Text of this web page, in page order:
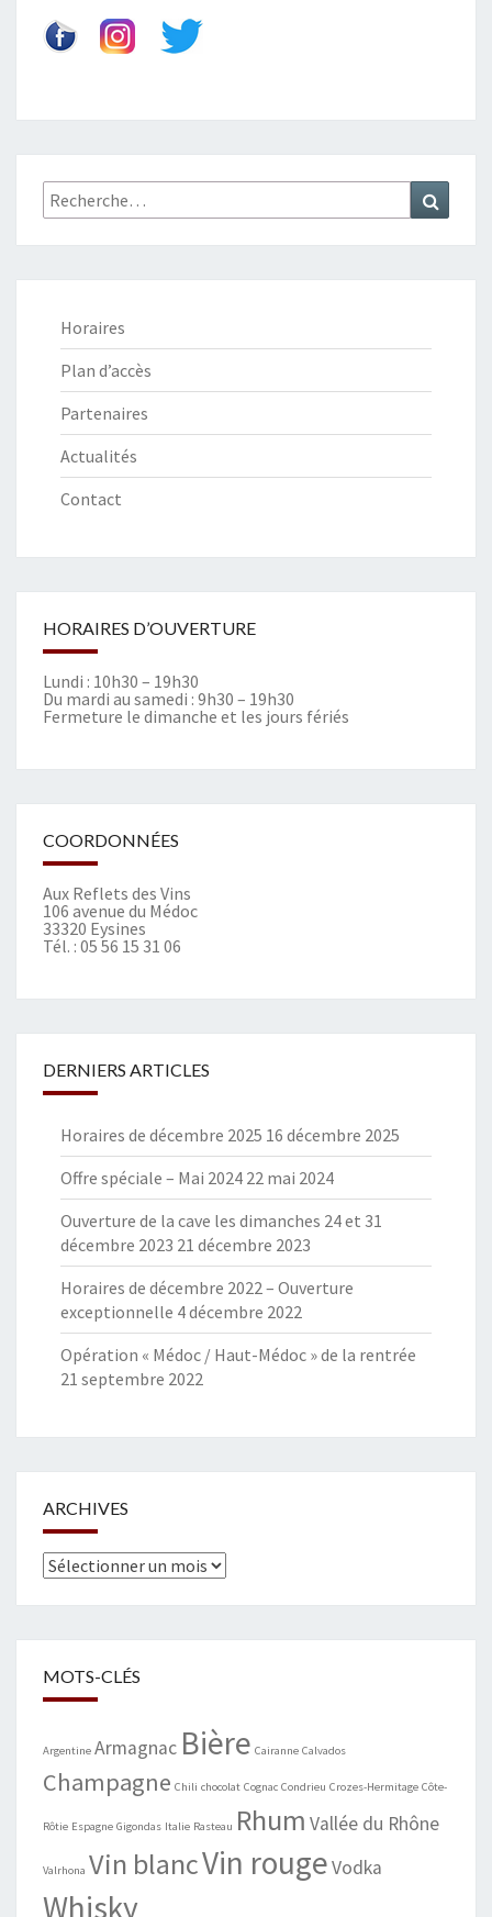
Recherche
:
Horaires
Plan d’accès
Partenaires
Actualités
Contact
HORAIRES D’OUVERTURE
Lundi : 10h30 – 19h30
Du mardi au samedi : 9h30 – 19h30
Fermeture le dimanche et les jours fériés
COORDONNÉES
Aux Reflets des Vins
106 avenue du Médoc
33320 Eysines
Tél. : 05 56 15 31 06
DERNIERS ARTICLES
Horaires de décembre 2025 16 décembre 2025
Offre spéciale – Mai 2024 22 mai 2024
Ouverture de la cave les dimanches 24 et 31
décembre 2023 21 décembre 2023
Horaires de décembre 2022 – Ouverture
exceptionnelle 4 décembre 2022
Opération « Médoc / Haut-Médoc » de la rentrée
21 septembre 2022
ARCHIVES
Archives
MOTS-CLÉS
Argentine Armagnac Bière Cairanne Calvados
Champagne Chili chocolat Cognac Condrieu Crozes-Hermitage Côte-
Rôtie Espagne Gigondas Italie Rasteau Rhum Vallée du Rhône
Valrhona Vin blancVin rougeVodka
Whisky